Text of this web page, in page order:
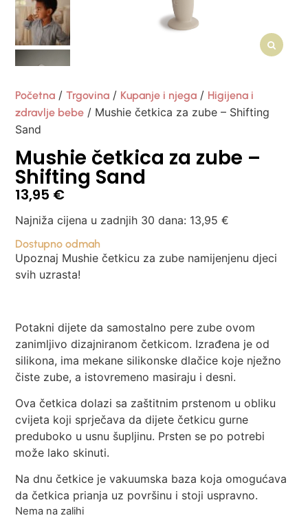
Početna /Trgovina / Kupanje i njega / Higijena i
zdravlje bebe / Mushie četkica za zube – Shifting
Sand
Mushie četkica za zube –
Shifting Sand
13,95 €
Najniža cijena u zadnjih 30 dana: 13,95€
Dostupno odmah
Upoznaj Mushie četkicu za zube namijenjenu djeci
svih uzrasta!
Potakni dijete da samostalno pere zube ovom
zanimljivo dizajniranom četkicom. Izrađena je od
silikona, ima mekane silikonske dlačice koje nježno
čiste zube, a istovremeno masiraju i desni.
Ova četkica dolazi sa zaštitnim prstenom u obliku
cvijeta koji sprječava da dijete četkicu gurne
preduboko u usnu šupljinu. Prsten se po potrebi
može lako skinuti.
Na dnu četkice je vakuumska baza koja omogućava
da četkica prianja uz površinu i stoji uspravno.
Nema na zalihi